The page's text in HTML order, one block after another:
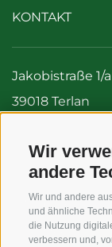
Wir
andere
Wir und andere
und ähnliche
die Nutzung
verbessern und,
KONTAKT
Jakobistraße 1/a
39018 Terlan
Tel:+39 0471
Fax: +39 0471
info@vog.it
info@pec.vog.it